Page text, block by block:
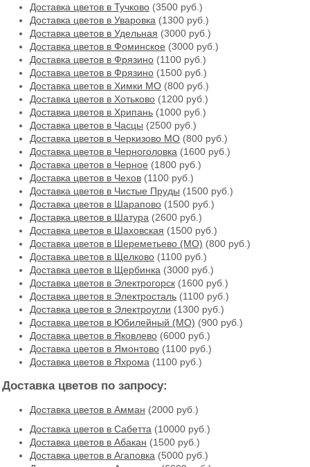
Доставка цветов в Тучково (3500 руб.)
Доставка цветов в Уваровка (1300 руб.)
Доставка цветов в Удельная (3000 руб.)
Доставка цветов в Фоминское (3000 руб.)
Доставка цветов в Фрязино (1100 руб.)
Доставка цветов в Фрязино (1500 руб.)
Доставка цветов в Химки МО (800 руб.)
Доставка цветов в Хотьково (1200 руб.)
Доставка цветов в Хрипань (1000 руб.)
Доставка цветов в Часцы (2500 руб.)
Доставка цветов в Черкизово МО (800 руб.)
Доставка цветов в Черноголовка (1600 руб.)
Доставка цветов в Черное (1800 руб.)
Доставка цветов в Чехов (1100 руб.)
Доставка цветов в Чистые Пруды (1500 руб.)
Доставка цветов в Шарапово (1500 руб.)
Доставка цветов в Шатура (2600 руб.)
Доставка цветов в Шаховская (1500 руб.)
Доставка цветов в Шереметьево (МО) (800 руб.)
Доставка цветов в Щелково (1100 руб.)
Доставка цветов в Щербинка (3000 руб.)
Доставка цветов в Электрогорск (1600 руб.)
Доставка цветов в Электросталь (1100 руб.)
Доставка цветов в Электроугли (1300 руб.)
Доставка цветов в Юбилейный (МО) (900 руб.)
Доставка цветов в Яковлево (6000 руб.)
Доставка цветов в Ямонтово (1100 руб.)
Доставка цветов в Яхрома (1100 руб.)
Доставка цветов по запросу:
Доставка цветов в Амман (2000 руб.)
Доставка цветов в Cабетта (10000 руб.)
Доставка цветов в Абакан (1500 руб.)
Доставка цветов в Агаповка (5000 руб.)